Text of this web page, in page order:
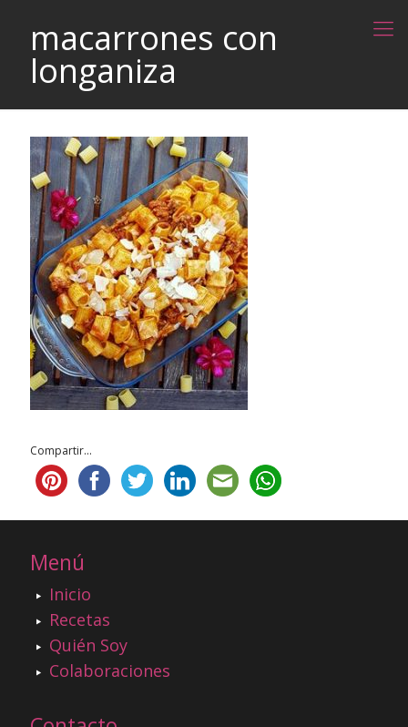
macarrones con
longaniza
Compartir...
Menú
Inicio
Recetas
Quién Soy
Colaboraciones